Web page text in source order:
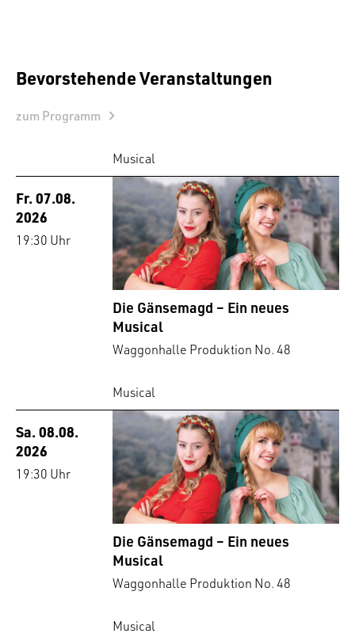
Bevorstehende Veranstaltungen
zum Programm
Musical
Fr. 07.08.
2026
19:30 Uhr
Die Gänsemagd – Ein neues
Musical
Waggonhalle Produktion No. 48
Musical
Sa. 08.08.
2026
19:30 Uhr
Die Gänsemagd – Ein neues
Musical
Waggonhalle Produktion No. 48
Musical